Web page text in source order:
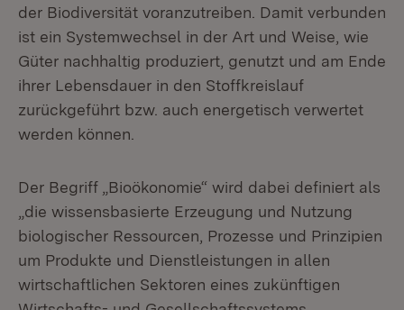
der Biodiversität voranzutreiben. Damit verbunden
ist ein Systemwechsel in der Art und Weise, wie
Güter nachhaltig produziert, genutzt und am Ende
ihrer Lebensdauer in den Stoffkreislauf
zurückgeführt bzw. auch energetisch verwertet
werden können.
Der Begriff „Bioökonomie“ wird dabei definiert als
„die wissensbasierte Erzeugung und Nutzung
biologischer Ressourcen, Prozesse und Prinzipien
um Produkte und Dienstleistungen in allen
wirtschaftlichen Sektoren eines zukünftigen